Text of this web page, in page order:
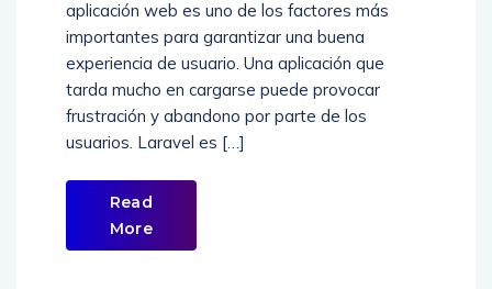
aplicación web es uno de los factores más
importantes para garantizar una buena
experiencia de usuario. Una aplicación que
tarda mucho en cargarse puede provocar
frustración y abandono por parte de los
usuarios. Laravel es […]
Read
More